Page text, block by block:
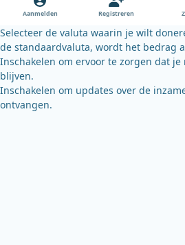
Aanmelden Registreren
Selecteer de valuta waarin je wilt
de standaardvaluta, wordt het bedrag
Inschakelen om ervoor te zorgen dat
blijven.
Inschakelen om updates over de
ontvangen.